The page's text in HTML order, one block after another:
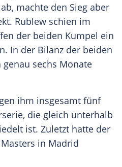
machte den Sieg aber
Rublew schien im
der beiden Kumpel ein
In der Bilanz der beiden
sechs Monate
ihm insgesamt fünf
die gleich unterhalb
ist. Zuletzt hatte der
in Madrid